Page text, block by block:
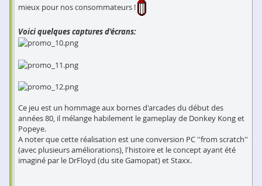
mieux pour nos consommateurs !
Voici quelques captures d'écrans:
Ce jeu est un hommage aux bornes d'arcades du début des
années 80, il mélange habilement le gameplay de Donkey Kong et
Popeye.
A noter que cette réalisation est une conversion PC ''from scratch''
(avec plusieurs améliorations), l'histoire et le concept ayant été
imaginé par le DrFloyd (du site Gamopat) et Staxx.